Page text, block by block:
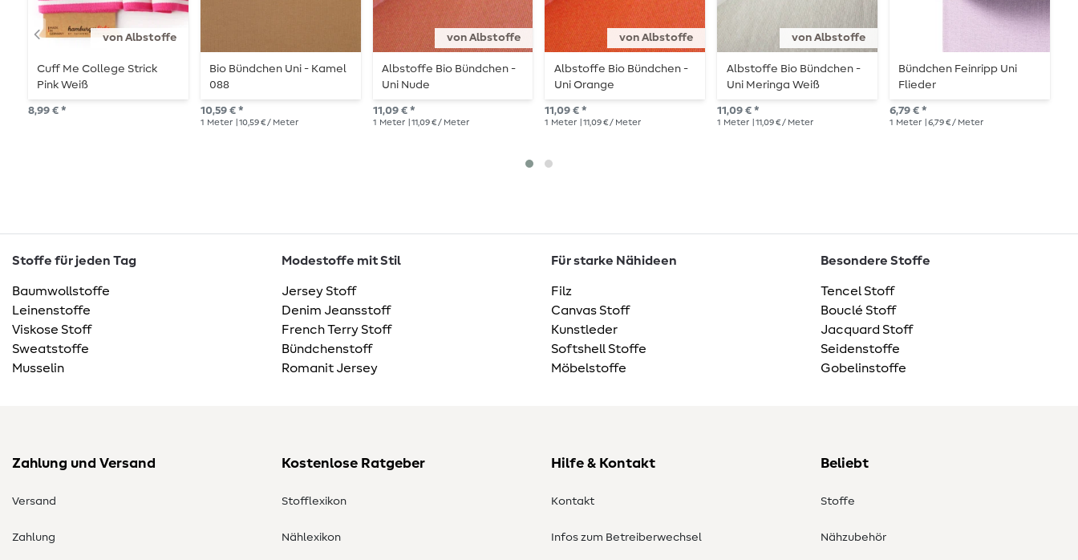
von Albstoffe
Cuff Me College Strick
Pink Weiß
8,99 € *
Bio Bündchen Uni - Kamel
088
10,59 € *
1 Meter | 10,59 € / Meter
von Albstoffe
Albstoffe Bio Bündchen -
Uni Nude
11,09 € *
1 Meter | 11,09 € / Meter
von Albstoffe
Albstoffe Bio Bündchen -
Uni Orange
11,09 € *
1 Meter | 11,09 € / Meter
von Albstoffe
Albstoffe Bio Bündchen -
Uni Meringa Weiß
11,09 € *
1 Meter | 11,09 € / Meter
Bündchen Feinripp Uni
Flieder
6,79 € *
1 Meter | 6,79 € / Meter
Stoffe für jeden Tag
Baumwollstoffe
Leinenstoffe
Viskose Stoff
Sweatstoffe
Musselin
Modestoffe mit Stil
Jersey Stoff
Denim Jeansstoff
French Terry Stoff
Bündchenstoff
Romanit Jersey
Für starke Nähideen
Filz
Canvas Stoff
Kunstleder
Softshell Stoffe
Möbelstoffe
Besondere Stoffe
Tencel Stoff
Bouclé Stoff
Jacquard Stoff
Seidenstoffe
Gobelinstoffe
Zahlung und Versand
Versand
Zahlung
Kostenlose Ratgeber
Stofflexikon
Nählexikon
Hilfe & Kontakt
Kontakt
Infos zum Betreiberwechsel
Beliebt
Stoffe
Nähzubehör